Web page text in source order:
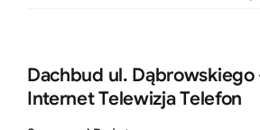
Dachbud ul. Dąbrowskiego
Internet Telewizja Telefon